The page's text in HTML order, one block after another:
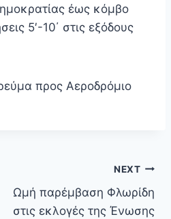
έως κόμβο
5′-10΄ στις εξόδους
προς Αεροδρόμιο
NEXT
Ωμή παρέμβαση Φλωρίδη
στις εκλογές της Ένωσης